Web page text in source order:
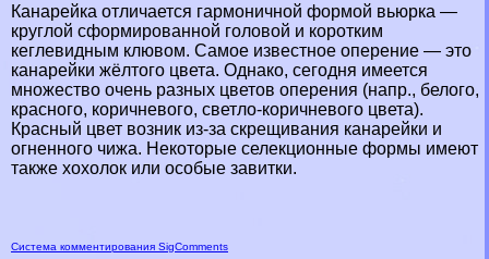
Канарейка отличается гармоничной формой вьюрка —
круглой сформированной головой и коротким
кеглевидным клювом. Самое известное оперение — это
канарейки жёлтого цвета. Однако, сегодня имеется
множество очень разных цветов оперения (напр., белого,
красного, коричневого, светло-коричневого цвета).
Красный цвет возник из-за скрещивания канарейки и
огненного чижа. Некоторые селекционные формы имеют
также хохолок или особые завитки.
Система комментирования SigComments